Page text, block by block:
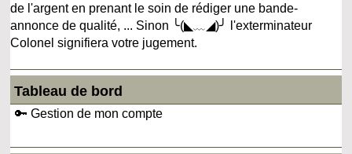
de l'argent en prenant le soin de rédiger une bande-
annonce de qualité, ... Sinon ╰(◣﹏◢)╯ l'exterminateur
Colonel signifiera votre jugement.
Tableau de bord
🔑 Gestion de mon compte